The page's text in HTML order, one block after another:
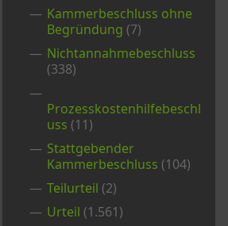
Kammerbeschluss ohne
Begründung (7)
Nichtannahmebeschluss
(338)
Prozesskostenhilfebeschl
uss (11)
Stattgebender
Kammerbeschluss (104)
Teilurteil (2)
Urteil (1.561)